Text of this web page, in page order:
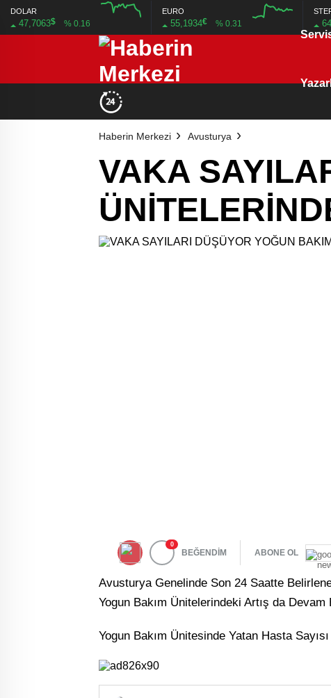
DOLAR
47,7063$ % 0.16
12:00
EURO
55,1934€ % 0.31
Haberin Merkezi Avusturya
VAKA
0
BEĞENDİM ABONE OL
Avusturya Genelinde Son 24 Saatte
Yogun Bakım Ünitelerindeki Artış da Devam
Yogun Bakım Ünitesinde Yatan Hasta